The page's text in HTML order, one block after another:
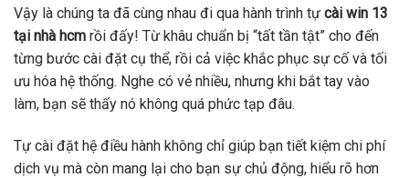
Vậy là chúng ta đã cùng nhau đi qua hành trình tự cài win 13
tại nhà hcm rồi đấy! Từ khâu chuẩn bị “tất tần tật” cho đến
từng bước cài đặt cụ thể, rồi cả việc khắc phục sự cố và tối
ưu hóa hệ thống. Nghe có vẻ nhiều, nhưng khi bắt tay vào
làm, bạn sẽ thấy nó không quá phức tạp đâu.
Tự cài đặt hệ điều hành không chỉ giúp bạn tiết kiệm chi phí
dịch vụ mà còn mang lại cho bạn sự chủ động, hiểu rõ hơn